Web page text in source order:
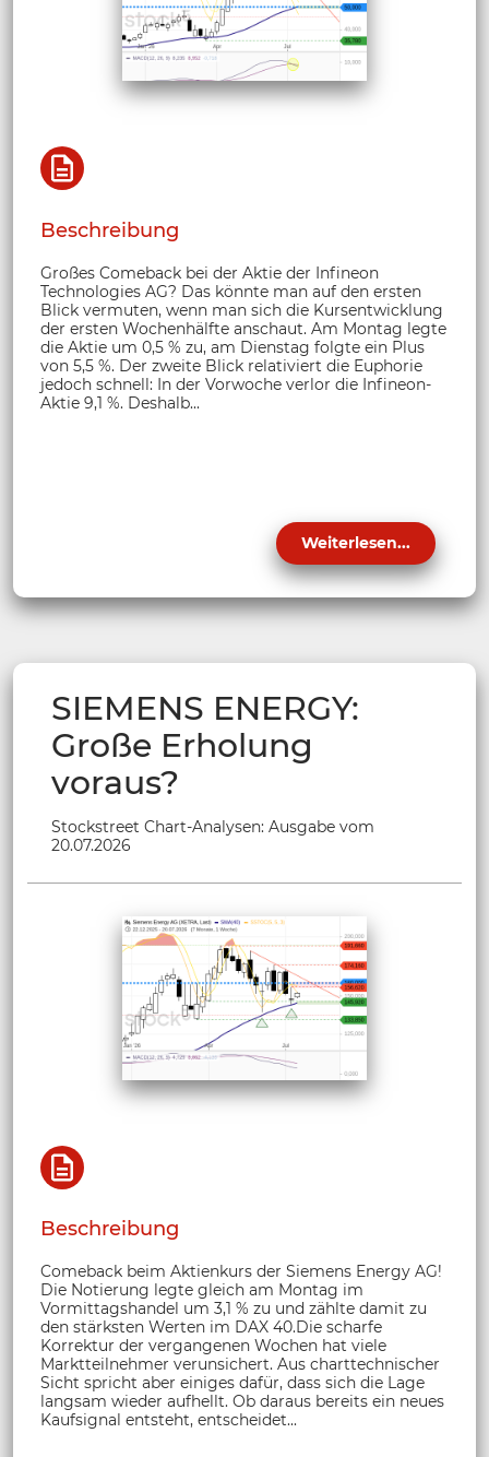
Beschreibung
Großes Comeback bei der Aktie der Infineon
Technologies AG? Das könnte man auf den ersten
Blick vermuten, wenn man sich die Kursentwicklung
der ersten Wochenhälfte anschaut. Am Montag legte
die Aktie um 0,5 % zu, am Dienstag folgte ein Plus
von 5,5 %. Der zweite Blick relativiert die Euphorie
jedoch schnell: In der Vorwoche verlor die Infineon-
Aktie 9,1 %. Deshalb...
Weiterlesen...
SIEMENS ENERGY:
Große Erholung
voraus?
Stockstreet Chart-Analysen: Ausgabe vom
20.07.2026
Beschreibung
Comeback beim Aktienkurs der Siemens Energy AG!
Die Notierung legte gleich am Montag im
Vormittagshandel um 3,1 % zu und zählte damit zu
den stärksten Werten im DAX 40.Die scharfe
Korrektur der vergangenen Wochen hat viele
Marktteilnehmer verunsichert. Aus charttechnischer
Sicht spricht aber einiges dafür, dass sich die Lage
langsam wieder aufhellt. Ob daraus bereits ein neues
Kaufsignal entsteht, entscheidet...